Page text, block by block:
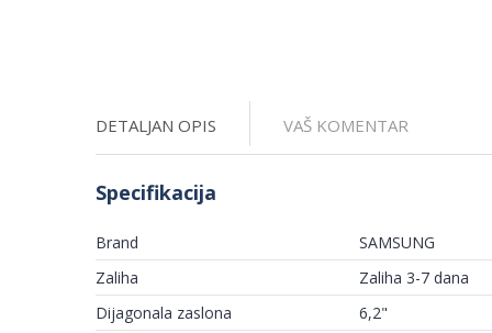
DETALJAN OPIS VAŠ KOMENTAR
Specifikacija
Brand
SAMSUNG
Zaliha
Zaliha 3-7 dana
Dijagonala zaslona
6,2"